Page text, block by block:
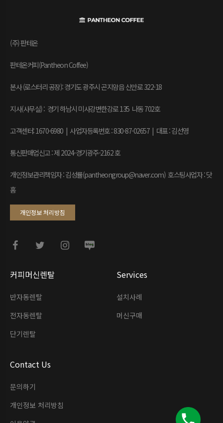
커피머신렌탈
반자동렌탈
전자동렌탈
단기렌탈
Services
설치사례
머신구매
Contact Us
문의하기
개인정보 처리방침
(주) 판테온
판테온커피(Pantheon Coffee)
본사 (로스터리 공장): 경기도 광주시 곤지암읍 신만로 322-18
지사(사무실) : 경기 하남시 미사강변한강로 135 나동 702호
고객센터: 1670-6980 | 사업자등록번호 : 830-87-02657 | 대표 : 김선영
통신판매업신고 : 제 2024-경기광주-2162 호
개인정보관리책임자 : 김성률(pantheongroup@naver.com) 호스팅사업자 : 닷
홈
개인정보 처리방침